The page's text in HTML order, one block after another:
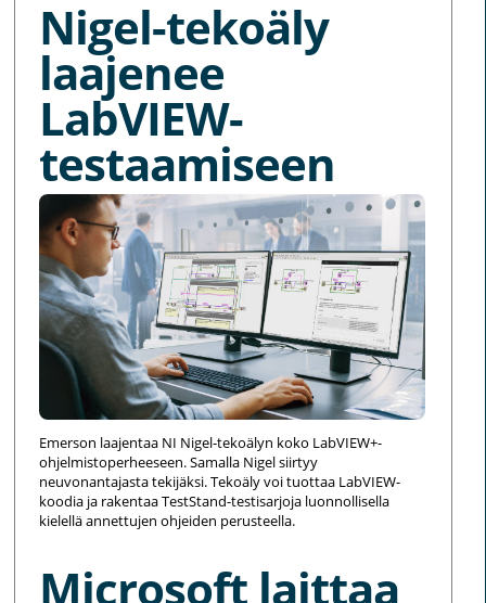
Nigel-tekoäly
laajenee
LabVIEW-
testaamiseen
Emerson laajentaa NI Nigel-tekoälyn koko LabVIEW+-
ohjelmistoperheeseen. Samalla Nigel siirtyy
neuvonantajasta tekijäksi. Tekoäly voi tuottaa LabVIEW-
koodia ja rakentaa TestStand-testisarjoja luonnollisella
kielellä annettujen ohjeiden perusteella.
Microsoft laittaa